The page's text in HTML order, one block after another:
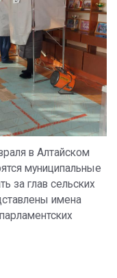
в Алтайском
муниципальные
за глав сельских
имена